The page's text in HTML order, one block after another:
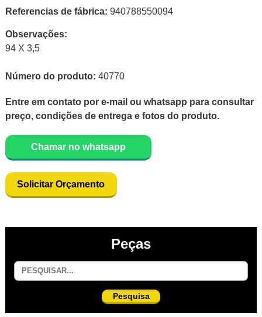
Referencias de fábrica: 940788550094
Observações:
94 X 3,5
Número do produto: 40770
Entre em contato por e-mail ou whatsapp para consultar
preço, condições de entrega e fotos do produto.
Chamar no whatsapp
Solicitar Orçamento
Peças
Pesquisa